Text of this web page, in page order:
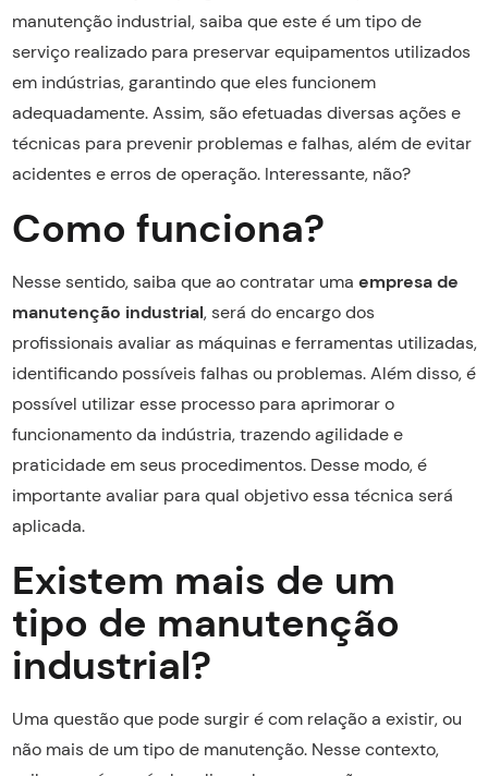
manutenção industrial, saiba que este é um tipo de
serviço realizado para preservar equipamentos utilizados
em indústrias, garantindo que eles funcionem
adequadamente. Assim, são efetuadas diversas ações e
técnicas para prevenir problemas e falhas, além de evitar
acidentes e erros de operação. Interessante, não?
Como funciona?
Nesse sentido, saiba que ao contratar uma empresa de
manutenção industrial, será do encargo dos
profissionais avaliar as máquinas e ferramentas utilizadas,
identificando possíveis falhas ou problemas. Além disso, é
possível utilizar esse processo para aprimorar o
funcionamento da indústria, trazendo agilidade e
praticidade em seus procedimentos. Desse modo, é
importante avaliar para qual objetivo essa técnica será
aplicada.
Existem mais de um
tipo de manutenção
industrial?
Uma questão que pode surgir é com relação a existir, ou
não mais de um tipo de manutenção. Nesse contexto,